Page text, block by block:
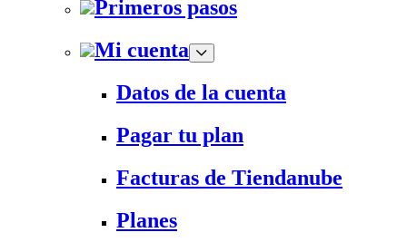
Primeros pasos
Mi cuenta
Datos de la cuenta
Pagar tu plan
Facturas de Tiendanube
Planes